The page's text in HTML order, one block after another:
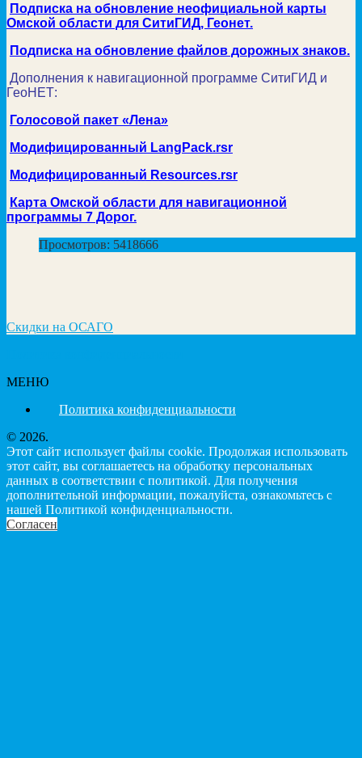
Подписка на обновление неофициальной карты
Омской области для СитиГИД, Геонет.
Подписка на обновление файлов дорожных знаков.
Дополнения к навигационной программе СитиГИД и
ГеоНЕТ:
Голосовой пакет «Лена»
Модифицированный LangPack.rsr
Модифицированный Resources.rsr
Карта Омской области для навигационной
программы 7 Дорог.
Просмотров: 5418666
Скидки на ОСАГО
МЕНЮ
Политика конфиденциальности
© 2026.
Этот сайт использует файлы cookie. Продолжая использовать
этот сайт, вы соглашаетесь на обработку персональных
данных в соответствии с политикой. Для получения
дополнительной информации, пожалуйста, ознакомьтесь с
нашей Политикой конфиденциальности.
Согласен